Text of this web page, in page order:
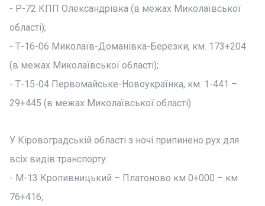
- P-72 КПП Олександрівка (в межах Миколаївської
області);
- Т-16-06 Миколаїв-Доманівка-Березки, км. 173+204
(в межах Миколаївської області);
- Т-15-04 Первомайське-Новоукраїнка, км. 1-441 –
29+445 (в межах Миколаївської області).
У Кіровоградській області з ночі припинено рух для
всіх видів транспорту:
- М-13 Кропивницький – Платоново км 0+000 – км
76+416;